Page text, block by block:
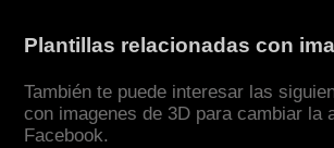
Plantillas relacionadas con
También te puede interesar las
con imagenes de 3D para cambiar la
Facebook.